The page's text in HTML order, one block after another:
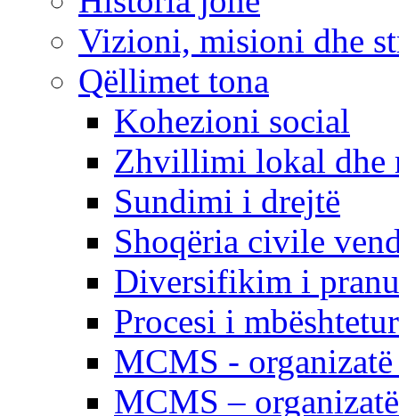
Vizioni, misioni dhe
Qëllimet tona
Kohezioni social
Zhvillimi lokal dhe
Sundimi i drejtë
Shoqëria civile
Diversifikim i
Procesi i
MCMS -
MCMS –